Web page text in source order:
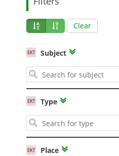
Clear
Subject
Type
Place